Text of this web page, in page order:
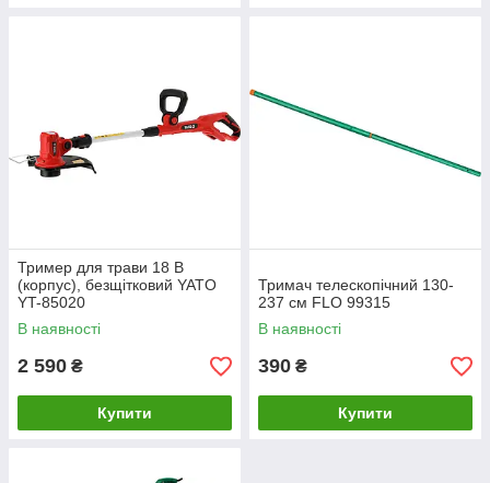
Тример для трави 18 В
(корпус), безщітковий YATO
YT-85020
В наявності
2 590 ₴
Купити
Тримач телескопічний 130-
237 см FLO 99315
В наявності
390 ₴
Купити